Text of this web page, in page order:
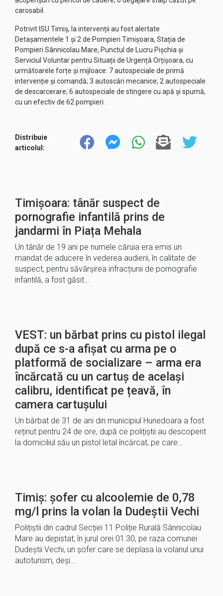
carosabil.
Potrivit ISU Timiș, la intervenții au fost alertate
Detașamentele 1 și 2 de Pompieri Timișoara, Stația de
Pompieri Sânnicolau Mare, Punctul de Lucru Pișchia și
Serviciul Voluntar pentru Situații de Urgență Orțișoara, cu
următoarele forțe și mijloace: 7 autospeciale de primă
intervenție și comandă; 3 autoscări mecanice; 2 autospeciale
de descarcerare; 6 autospeciale de stingere cu apă și spumă,
cu un efectiv de 62 pompieri.
Distribuie
articolul:
Timișoara: tânăr suspect de
pornografie infantilă prins de
jandarmi în Piața Mehala
Un tânăr de 19 ani pe numele căruia era emis un
mandat de aducere în vederea audierii, în calitate de
suspect, pentru săvârșirea infracțiunii de pornografie
infantilă, a fost găsit…
VEST: un bărbat prins cu pistol ilegal
după ce s-a afișat cu arma pe o
platformă de socializare – arma era
încărcată cu un cartuș de același
calibru, identificat pe țeavă, în
camera cartușului
Un bărbat de 31 de ani din municipiul Hunedoara a fost
reținut pentru 24 de ore, după ce polițiștii au descoperit
la domiciliul său un pistol letal încărcat, pe care…
Timiș: șofer cu alcoolemie de 0,78
mg/l prins la volan la Dudeștii Vechi
Polițiștii din cadrul Secției 11 Poliție Rurală Sânnicolau
Mare au depistat, în jurul orei 01:30, pe raza comunei
Dudeștii Vechi, un șofer care se deplasa la volanul unui
autoturism, deși…